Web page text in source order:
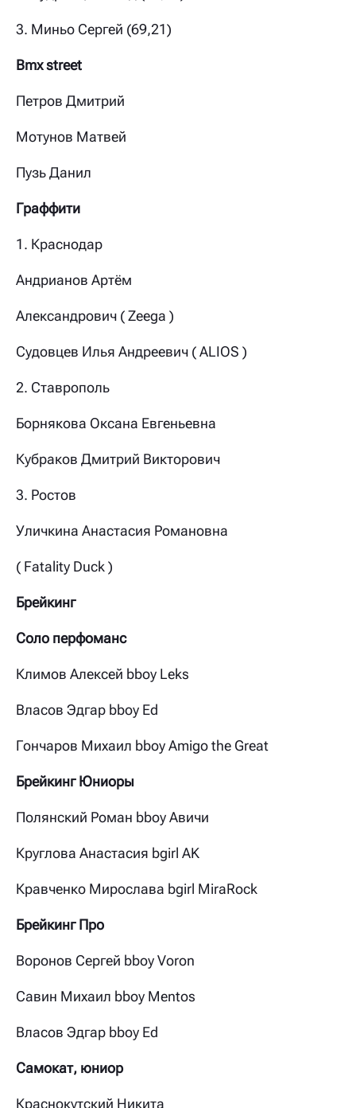
3. Миньо Сергей (69,21)
Bmx street
Петров Дмитрий
Мотунов Матвей
Пузь Данил
Граффити
1. Краснодар
Андрианов Артём
Александрович ( Zeega )
Судовцев Илья Андреевич ( ALIOS )
2. Ставрополь
Борнякова Оксана Евгеньевна
Кубраков Дмитрий Викторович
3. Ростов
Уличкина Анастасия Романовна
( Fatality Duck )
Брейкинг
Соло перфоманс
Климов Алексей bboy Leks
Власов Эдгар bboy Ed
Гончаров Михаил bboy Amigo the Great
Брейкинг Юниоры
Полянский Роман bboy Авичи
Круглова Анастасия bgirl AK
Кравченко Мирослава bgirl MiraRock
Брейкинг Про
Воронов Сергей bboy Voron
Савин Михаил bboy Mentos
Власов Эдгар bboy Ed
Самокат, юниор
Краснокутский Никита